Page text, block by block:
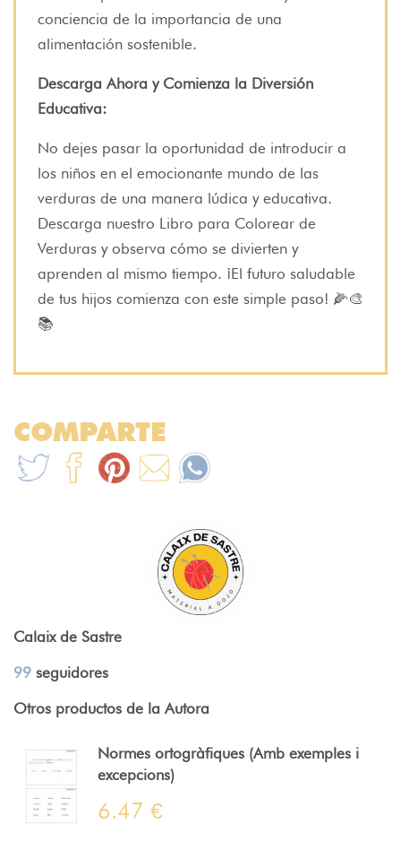
conciencia de la importancia de una
alimentación sostenible.
Descarga Ahora y Comienza la Diversión
Educativa:
No dejes pasar la oportunidad de introducir a
los niños en el emocionante mundo de las
verduras de una manera lúdica y educativa.
Descarga nuestro Libro para Colorear de
Verduras y observa cómo se divierten y
aprenden al mismo tiempo. ¡El futuro saludable
de tus hijos comienza con este simple paso! 🌽🎨
📚
COMPARTE
Calaix de Sastre
99 seguidores
Otros productos de la Autora
Normes ortogràfiques (Amb exemples i
excepcions)
6.47 €